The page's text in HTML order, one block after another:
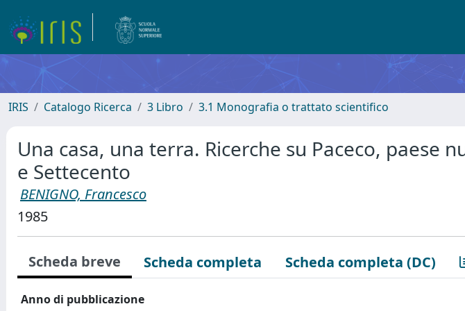
IRIS Catalogo Ricerca 3 Libro 3.1 Monografia o trattato scientifico
Una casa, una terra. Ricerche su Paceco, paese
e Settecento
BENIGNO, Francesco
1985
Scheda breve Scheda completa Scheda completa (DC)
Anno di pubblicazione